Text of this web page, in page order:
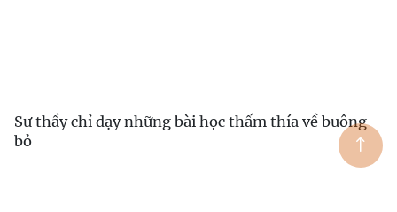
Sư thầy chỉ dạy những bài học thấm thía về buông
bỏ